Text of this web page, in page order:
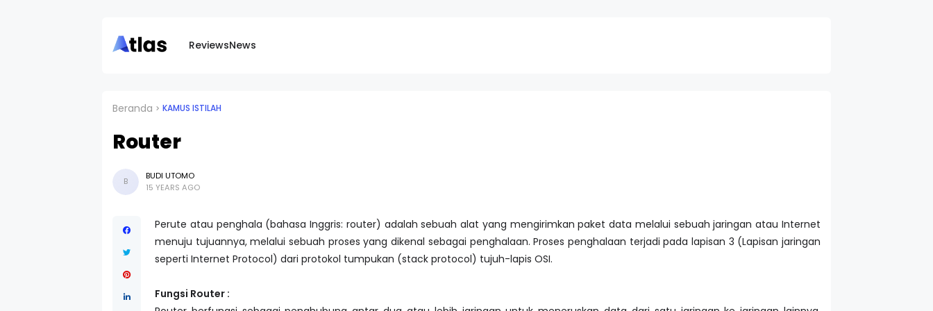
ReviewsNews
Beranda KAMUS ISTILAH
Router
B
BUDI UTOMO
15 YEARS AGO
Perute atau penghala (bahasa Inggris: router) adalah sebuah alat yang mengirimkan paket data melalui sebuah jaringan atau Internet
menuju tujuannya, melalui sebuah proses yang dikenal sebagai penghalaan. Proses penghalaan terjadi pada lapisan 3 (Lapisan jaringan
seperti Internet Protocol) dari protokol tumpukan (stack protocol) tujuh-lapis OSI.
Fungsi Router :